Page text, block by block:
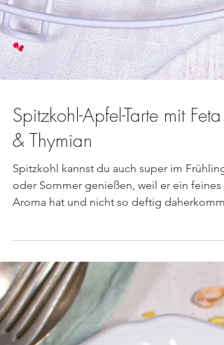
Spitzkohl-Apfel-Tarte mit Feta
& Thymian
Spitzkohl kannst du auch super im Frühling